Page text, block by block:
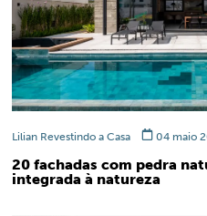
Lilian Revestindo a Casa 04 maio
20 fachadas com pedra
integrada à natureza